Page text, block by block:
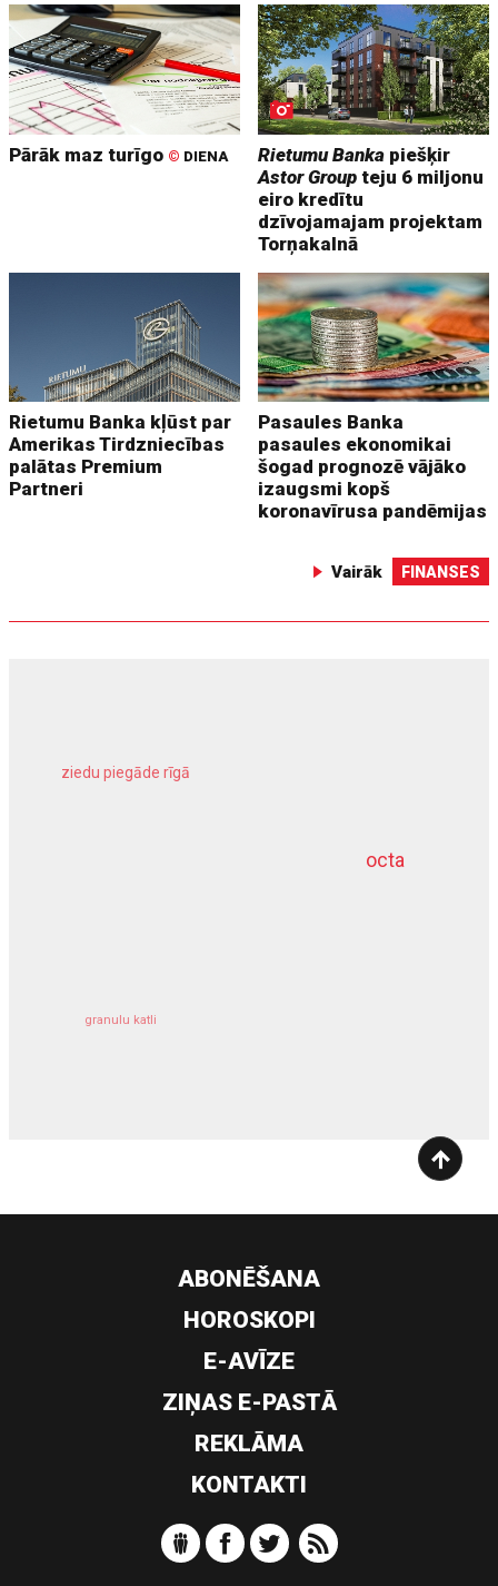
Pārāk maz turīgo © DIENA Rietumu Banka piešķir
Astor Group teju 6 miljonu
eiro kredītu
dzīvojamajam projektam
Torņakalnā
Rietumu Banka kļūst par
Amerikas Tirdzniecības
palātas Premium
Partneri
Pasaules Banka
pasaules ekonomikai
šogad prognozē vājāko
izaugsmi kopš
koronavīrusa pandēmijas
Vairāk FINANSES
octa
ziedu piegāde rīgā
granulu katli
dziļurbums
ABONĒŠANA
HOROSKOPI
E-AVĪZE
ZIŅAS E-PASTĀ
REKLĀMA
KONTAKTI